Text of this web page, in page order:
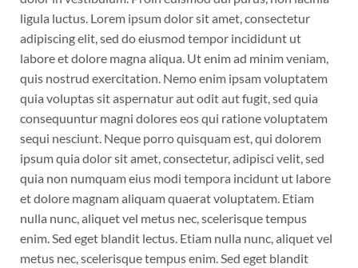
ligula luctus. Lorem ipsum dolor sit amet, consectetur
adipiscing elit, sed do eiusmod tempor incididunt ut
labore et dolore magna aliqua. Ut enim ad minim veniam,
quis nostrud exercitation. Nemo enim ipsam voluptatem
quia voluptas sit aspernatur aut odit aut fugit, sed quia
consequuntur magni dolores eos qui ratione voluptatem
sequi nesciunt. Neque porro quisquam est, qui dolorem
ipsum quia dolor sit amet, consectetur, adipisci velit, sed
quia non numquam eius modi tempora incidunt ut labore
et dolore magnam aliquam quaerat voluptatem. Etiam
nulla nunc, aliquet vel metus nec, scelerisque tempus
enim. Sed eget blandit lectus. Etiam nulla nunc, aliquet vel
metus nec, scelerisque tempus enim. Sed eget blandit